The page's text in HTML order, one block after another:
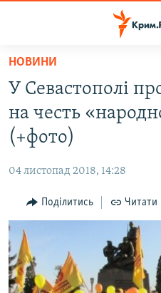
Перейти
основного
матеріалу
Перейти
до
основної
Перейти
до
пошуку
ВІДЕО ТА ФОТО
БЛОГИ
ПОГЛЯД
ІНТЕРВ'Ю
ВСЕ ЗА ДЕНЬ
СПЕЦПРОЕКТИ
НОВИНИ
У Севастополі
на честь
(+фото)
04 листопад 2018, 14:28
Поділитись Читати